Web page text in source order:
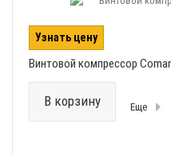
Узнать цену
Винтовой компрессор
В корзину Еще